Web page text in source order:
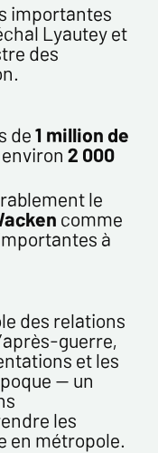
importantes
Lyautey et
des
de1 million de
2 000
le
comme
à
des relations
guerre,
et les
— un
les
en métropole.